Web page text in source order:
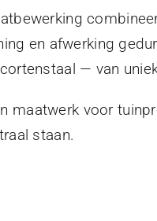
en afwerking
— van
maatwerk voor
staan.